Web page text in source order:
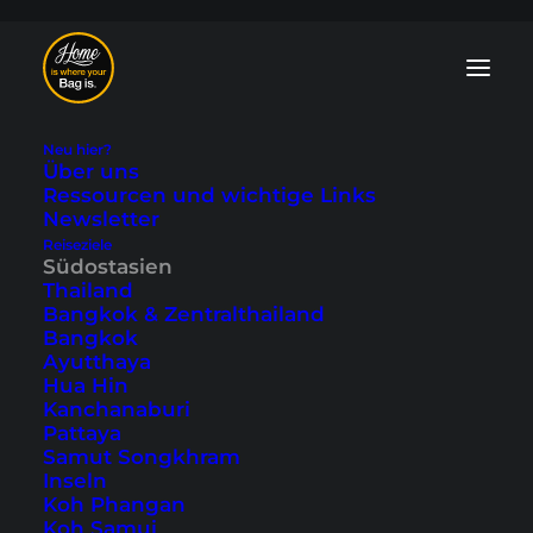
Neu hier?
Über uns
Ressourcen und wichtige Links
Newsletter
Reiseziele
Südostasien
Thailand
Bangkok & Zentralthailand
Bangkok
Ayutthaya
Hua Hin
Kanchanaburi
Pattaya
Samut Songkhram
Inseln
Koh Phangan
Koh Samui
3 geile Tage in Kuala
Lumpur (Video)
Zuletzt aktualisiert: 18. Mai 2024
Reisevideos